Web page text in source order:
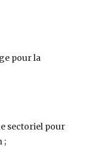
pour la
sectoriel pour
;